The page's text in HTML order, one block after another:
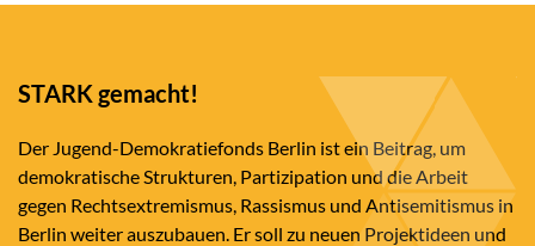
STARK gemacht!
Der Jugend-Demokratiefonds Berlin ist ein Beitrag, um
demokratische Strukturen, Partizipation und die Arbeit
gegen Rechtsextremismus, Rassismus und Antisemitismus in
Berlin weiter auszubauen. Er soll zu neuen Projektideen und